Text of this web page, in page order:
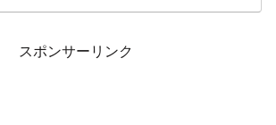
現在まで放送を行っている。最新開催は2022年1月2日・3
スポンサーリンク